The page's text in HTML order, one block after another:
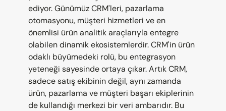
ediyor. Günümüz CRM'leri, pazarlama
otomasyonu, müşteri hizmetleri ve en
önemlisi ürün analitik araçlarıyla entegre
olabilen dinamik ekosistemlerdir. CRM'in ürün
odaklı büyümedeki rolü, bu entegrasyon
yeteneği sayesinde ortaya çıkar. Artık CRM,
sadece satış ekibinin değil, aynı zamanda
ürün, pazarlama ve müşteri başarı ekiplerinin
de kullandığı merkezi bir veri ambarıdır. Bu